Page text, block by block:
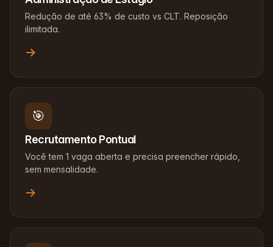
Redução de até 63% de custo vs CLT. Reposição
ilimitada.
→
🎯
Recrutamento Pontual
Você tem 1 vaga aberta e precisa preencher rápido,
sem mensalidade.
→